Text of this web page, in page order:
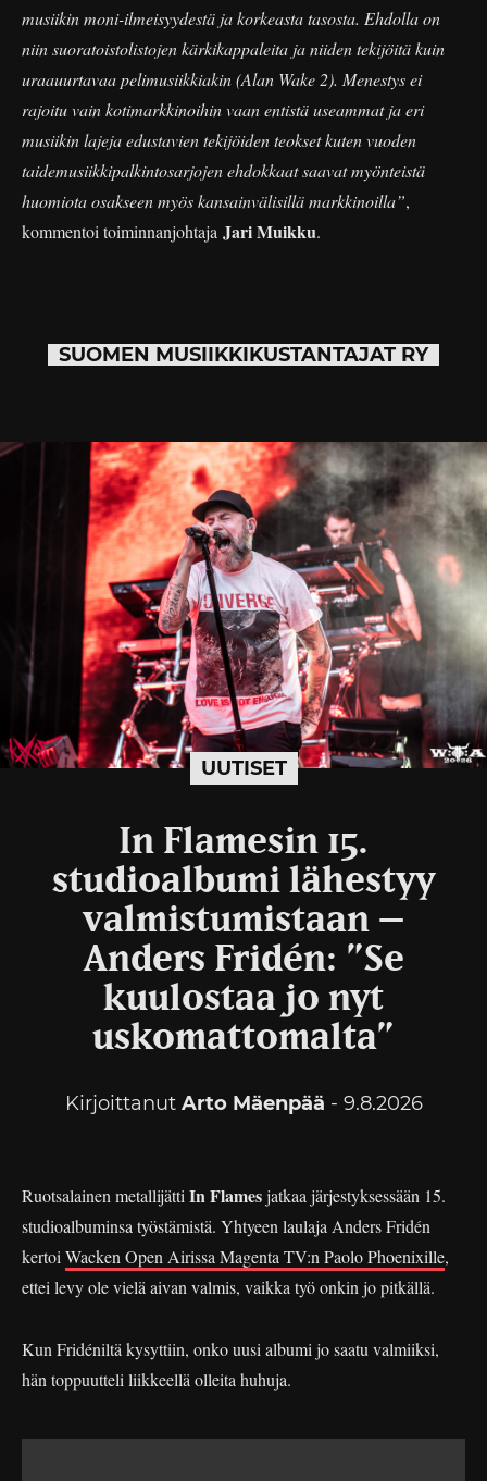
musiikin moni-ilmeisyydestä ja korkeasta tasosta. Ehdolla on
niin suoratoistolistojen kärkikappaleita ja niiden tekijöitä kuin
uraauurtavaa pelimusiikkiakin (Alan Wake 2). Menestys ei
rajoitu vain kotimarkkinoihin vaan entistä useammat ja eri
musiikin lajeja edustavien tekijöiden teokset kuten vuoden
taidemusiikkipalkintosarjojen ehdokkaat saavat myönteistä
huomiota osakseen myös kansainvälisillä markkinoilla”,
kommentoi toiminnanjohtaja Jari Muikku.
SUOMEN MUSIIKKIKUSTANTAJAT RY
UUTISET
In Flamesin 15.
studioalbumi lähestyy
valmistumistaan –
Anders Fridén: ”Se
kuulostaa jo nyt
uskomattomalta”
Kirjoittanut Arto Mäenpää - 9.8.2026
Ruotsalainen metallijätti In Flamesjatkaa järjestyksessään 15.
studioalbuminsa työstämistä. Yhtyeen laulaja Anders Fridén
kertoi Wacken Open Airissa Magenta TV:n Paolo Phoenixille,
ettei levy ole vielä aivan valmis, vaikka työ onkin jo pitkällä.
Kun Fridéniltä kysyttiin, onko uusi albumi jo saatu valmiiksi,
hän toppuutteli liikkeellä olleita huhuja.